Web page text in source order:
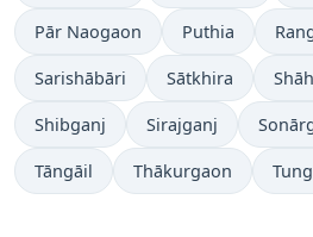
Pār Naogaon Puthia
Sarishābāri Sātkhira
Shibganj Sirajganj
Tāngāil Thākurgaon